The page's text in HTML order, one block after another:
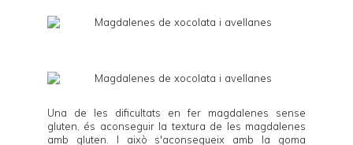
Una de les dificultats en fer magdalenes sense
gluten, és aconseguir la textura de les magdalenes
amb gluten. I això s'aconsegueix amb la goma